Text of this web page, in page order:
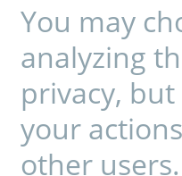
You may
analyzing
privacy,
your
other users.